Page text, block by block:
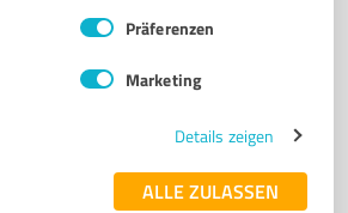
Präferenzen
Marketing
Details zeigen
ALLE ZULASSEN
hier gelistet werden?
jetzt und werden Sie ein von
ProvenExpert!